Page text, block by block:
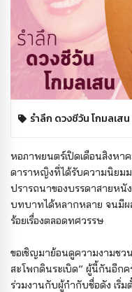
รำลึก ดวงชีวัน โกมลเสน
หอภาพยนตร์เปิดเดือนสิงหา
ดาราหญิงที่ได้รับความนิยม
ปรารถนาของบรรดาสายหนั
บทบาทได้หลากหลาย จนมี
ร้อยเรื่องตลอดทศวรรษ
ขอเชิญมาย้อนดูความงามชวน
สะโพกดินระเบิด” ผู้นี้กันอีกค
ร่วมงานกับผู้กำกับชื่อดัง เริ่ม